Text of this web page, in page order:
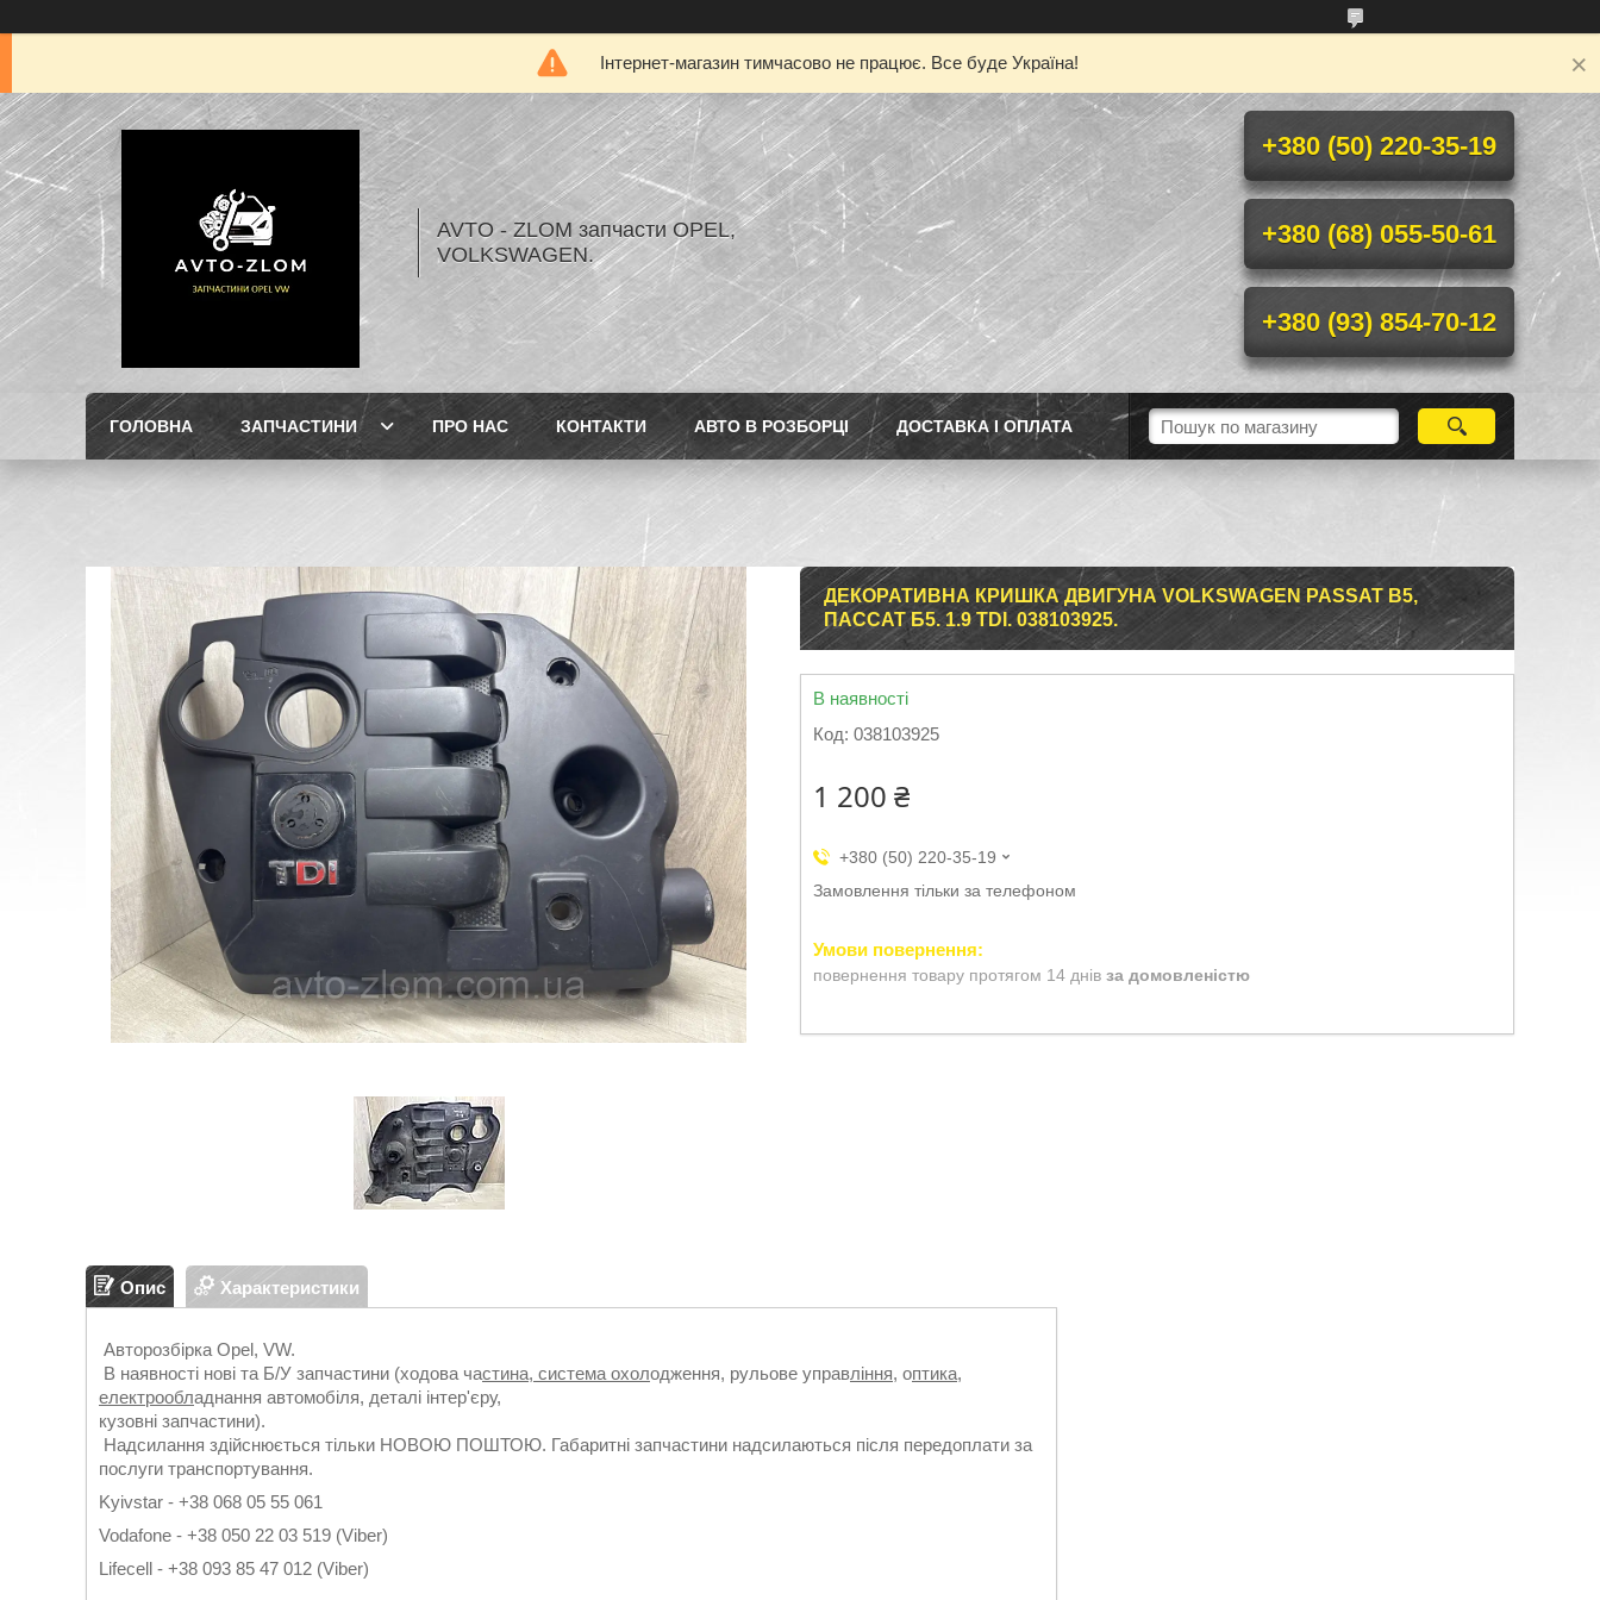
Інтернет-магазин тимчасово не працює. Все буде Україна!
AVTO - ZLOM запчасти OPEL,
VOLKSWAGEN.
+380 (50) 220-35-19
+380 (68) 055-50-61
+380 (93) 854-70-12
ГОЛОВНА ЗАПЧАСТИНИ ПРО НАС КОНТАКТИ АВТО В РОЗБОРЦІ ДОСТАВКА І ОПЛАТА
ДЕКОРАТИВНА КРИШКА ДВИГУНА VOLKSWAGEN PASSAT B5,
ПАССАТ Б5. 1.9 TDI. 038103925.
В наявності
Код: 038103925
1 200 ₴
+380 (50) 220-35-19
Замовлення тільки за телефоном
повернення товару протягом 14 днів за домовленістю
Опис Характеристики
Авторозбірка Opel, VW.
В наявності нові та Б/У запчастини (ходова частина, система охолодження, рульове управління, оптика,
електрообладнання автомобіля, деталі інтер'єру,
кузовні запчастини).
Надсилання здійснюється тільки НОВОЮ ПОШТОЮ. Габаритні запчастини надсилаються після передоплати за
послуги транспортування.
Kyivstar - +38 068 05 55 061
Vodafone - +38 050 22 03 519 (Viber)
Lifecell - +38 093 85 47 012 (Viber)